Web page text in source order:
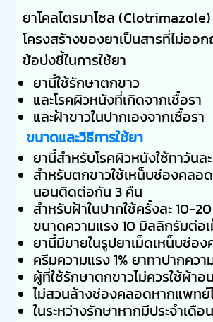
ยาโคลไตรมาโซล
โครงสร้างของยาเป็นสารที่ไม่ออ
ข้อบ่งชี้ในการใช้ยา
ยานี้ใช้รักษาตกขาว
และโรคผิวหนังที่เกิดจากเชื้อรา
และฝ้าขาวในปากเองจากเชื้อรา
ขนาดและวิธีการใช้ยา
ยานี้สำหรับโรคผิวหนังใช้ทาวันล
สำหรับตกขาวใช้เหน็บช่องคลอ
นอนติดต่อกัน 3 คืน
สำหรับฝ้าในปากใช้ครั้งละ 10-
ขนาดความแรง 10 มิลลิกรัมต่อ
ยานี้มีขายในรูปยาเม็ดเหน็บช่อ
ครีมความแรง 1% ยาทาปากควา
ผู้ที่ใช้รักษาตกขาวไม่ควรใช้ผ้า
ไม่สวนล้างช่องคลอดหากแพทย์
ในระหว่างรักษาหากมีประจำเดื